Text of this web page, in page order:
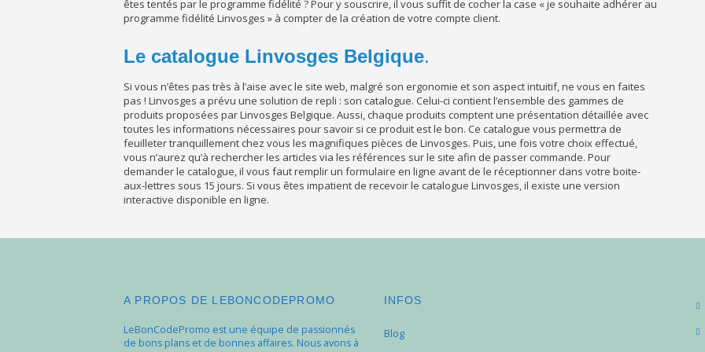
êtes tentés par le programme fidélité ? Pour y souscrire, il vous suffit de cocher la case « je souhaite adhérer au
programme fidélité Linvosges » à compter de la création de votre compte client.
Le catalogue Linvosges Belgique.
Si vous n’êtes pas très à l’aise avec le site web, malgré son ergonomie et son aspect intuitif, ne vous en faites
pas ! Linvosges a prévu une solution de repli : son catalogue. Celui-ci contient l’ensemble des gammes de
produits proposées par Linvosges Belgique. Aussi, chaque produits comptent une présentation détaillée avec
toutes les informations nécessaires pour savoir si ce produit est le bon. Ce catalogue vous permettra de
feuilleter tranquillement chez vous les magnifiques pièces de Linvosges. Puis, une fois votre choix effectué,
vous n’aurez qu’à rechercher les articles via les références sur le site afin de passer commande. Pour
demander le catalogue, il vous faut remplir un formulaire en ligne avant de le réceptionner dans votre boite-
aux-lettres sous 15 jours. Si vous êtes impatient de recevoir le catalogue Linvosges, il existe une version
interactive disponible en ligne.
A PROPOS DE LEBONCODEPROMO
LeBonCodePromo est une équipe de passionnés
de bons plans et de bonnes affaires. Nous avons à
INFOS
Blog